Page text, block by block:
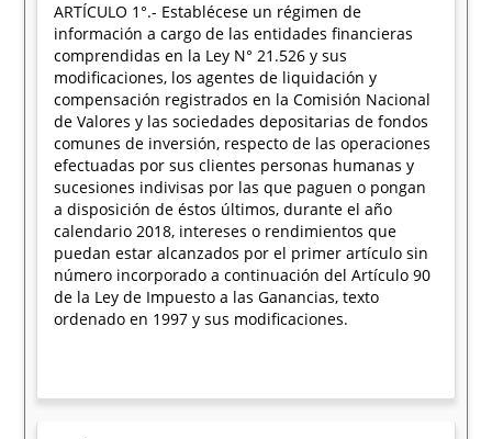
ARTÍCULO 1°.- Establécese un régimen de
información a cargo de las entidades financieras
comprendidas en la Ley N° 21.526 y sus
modificaciones, los agentes de liquidación y
compensación registrados en la Comisión Nacional
de Valores y las sociedades depositarias de fondos
comunes de inversión, respecto de las operaciones
efectuadas por sus clientes personas humanas y
sucesiones indivisas por las que paguen o pongan
a disposición de éstos últimos, durante el año
calendario 2018, intereses o rendimientos que
puedan estar alcanzados por el primer artículo sin
número incorporado a continuación del Artículo 90
de la Ley de Impuesto a las Ganancias, texto
ordenado en 1997 y sus modificaciones.